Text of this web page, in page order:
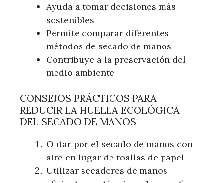
Ayuda a tomar decisiones más
sostenibles
Permite comparar diferentes
métodos de secado de manos
Contribuye a la preservación del
medio ambiente
CONSEJOS PRÁCTICOS PARA
REDUCIR LA HUELLA ECOLÓGICA
DEL SECADO DE MANOS
Optar por el secado de manos con
aire en lugar de toallas de papel
Utilizar secadores de manos